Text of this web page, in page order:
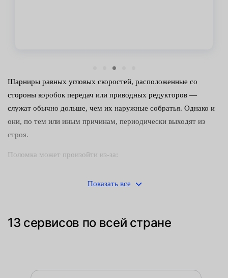
Шарниры равных угловых скоростей, расположенные со
стороны коробок передач или приводных редукторов —
служат обычно дольше, чем их наружные собратья. Однако и
они, по тем или иным причинам, периодически выходят из
строя.
Поломка может произойти из-за:
происходит при повреждении пыльников;
компонентов шарнира;
производителя смазочных материалов.
Показать все
13 сервисов по всей стране